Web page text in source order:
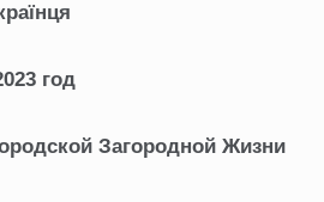
год
Загородной Жизни